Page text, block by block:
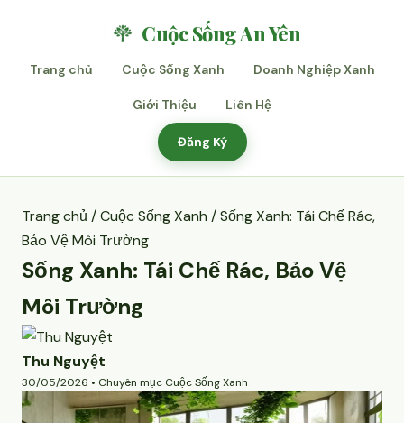
Cuộc Sống An Yên
Trang chủ Cuộc Sống Xanh Doanh Nghiệp Xanh
Giới Thiệu Liên Hệ
Đăng Ký
Trang chủ /Cuộc Sống Xanh / Sống Xanh: Tái Chế Rác,
Bảo Vệ Môi Trường
Sống Xanh: Tái Chế Rác, Bảo Vệ
Môi Trường
Thu Nguyệt
30/05/2026 • Chuyên mục Cuộc Sống Xanh